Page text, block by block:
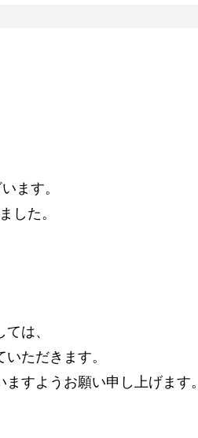
ます。
した。
は、
ただきます。
すようお願い申し上げます。